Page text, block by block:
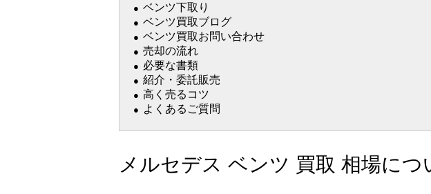
ベンツ下取り
ベンツ買取ブログ
ベンツ買取お問い合わせ
売却の流れ
必要な書類
紹介・委託販売
高く売るコツ
よくあるご質問
メルセデス ベンツ 買取 相場につ